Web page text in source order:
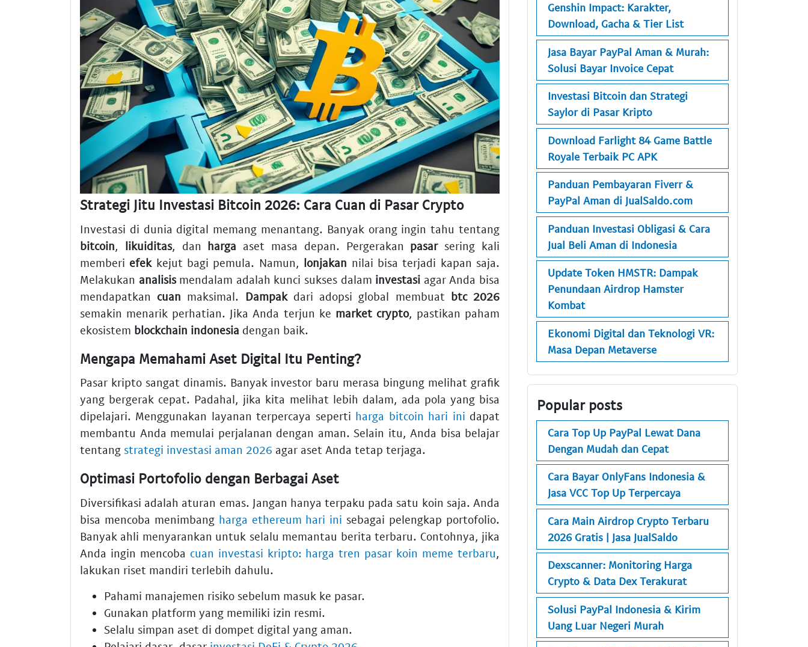
Strategi Jitu Investasi Bitcoin 2026: Cara Cuan di Pasar Crypto
Investasi di dunia digital memang menantang. Banyak orang ingin tahu tentang
bitcoin, likuiditas, dan harga aset masa depan. Pergerakan pasarsering kali
memberi efekkejut bagi pemula. Namun, lonjakan nilai bisa terjadi kapan saja.
Melakukan analisismendalam adalah kunci sukses dalam investasi agar Anda bisa
mendapatkan cuan maksimal. Dampakdari adopsi global membuat btc 2026
semakin menarik perhatian. Jika Anda terjun ke market crypto, pastikan paham
ekosistem blockchain indonesia dengan baik.
Mengapa Memahami Aset Digital Itu Penting?
Pasar kripto sangat dinamis. Banyak investor baru merasa bingung melihat grafik
yang bergerak cepat. Padahal, jika kita melihat lebih dalam, ada pola yang bisa
dipelajari. Menggunakan layanan terpercaya seperti harga bitcoin hari ini dapat
membantu Anda memulai perjalanan dengan aman. Selain itu, Anda bisa belajar
tentang strategi investasi aman 2026 agar aset Anda tetap terjaga.
Optimasi Portofolio dengan Berbagai Aset
Diversifikasi adalah aturan emas. Jangan hanya terpaku pada satu koin saja. Anda
bisa mencoba menimbang harga ethereum hari ini sebagai pelengkap portofolio.
Banyak ahli menyarankan untuk selalu memantau berita terbaru. Contohnya, jika
Anda ingin mencoba cuan investasi kripto: harga tren pasar koin meme terbaru,
lakukan riset mandiri terlebih dahulu.
Pahami manajemen risiko sebelum masuk ke pasar.
Gunakan platform yang memiliki izin resmi.
Selalu simpan aset di dompet digital yang aman.
Genshin Impact: Karakter,
Download, Gacha & Tier List
Jasa Bayar PayPal Aman & Murah:
Solusi Bayar Invoice Cepat
Investasi Bitcoin dan Strategi
Saylor di Pasar Kripto
Download Farlight 84 Game Battle
Royale Terbaik PC APK
Panduan Pembayaran Fiverr &
PayPal Aman di JualSaldo.com
Panduan Investasi Obligasi & Cara
Jual Beli Aman di Indonesia
Update Token HMSTR: Dampak
Penundaan Airdrop Hamster
Kombat
Ekonomi Digital dan Teknologi VR:
Masa Depan Metaverse
Popular posts
Cara Top Up PayPal Lewat Dana
Dengan Mudah dan Cepat
Cara Bayar OnlyFans Indonesia &
Jasa VCC Top Up Terpercaya
Cara Main Airdrop Crypto Terbaru
2026 Gratis | Jasa JualSaldo
Dexscanner: Monitoring Harga
Crypto & Data Dex Terakurat
Solusi PayPal Indonesia & Kirim
Uang Luar Negeri Murah